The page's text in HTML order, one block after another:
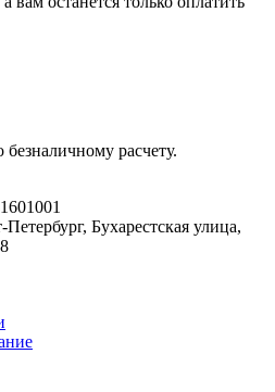
расчету.
Бухарестская улица,